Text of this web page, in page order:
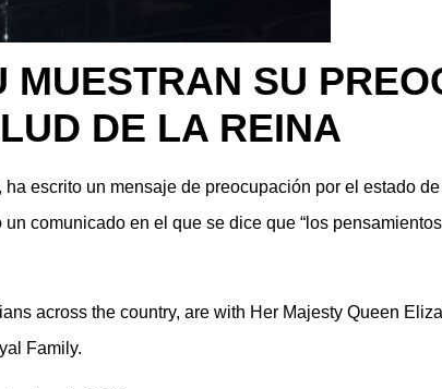
MUESTRAN SU
DE LA REINA
escrito un mensaje de preocupación por el estado
comunicado en el que se dice que “los
across the country, are with Her Majesty Queen
Family.